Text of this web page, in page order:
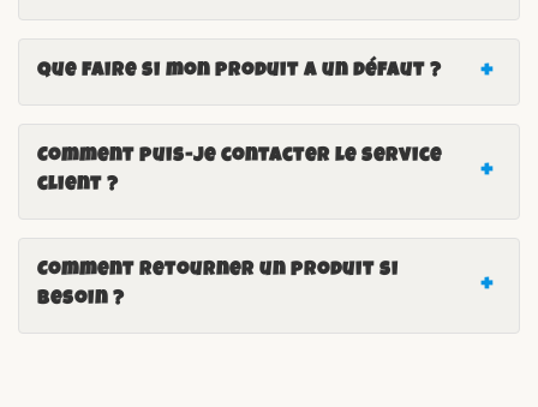
Que faire si mon produit a un défaut ?
Comment puis-je contacter le service
client ?
Comment retourner un produit si
besoin ?